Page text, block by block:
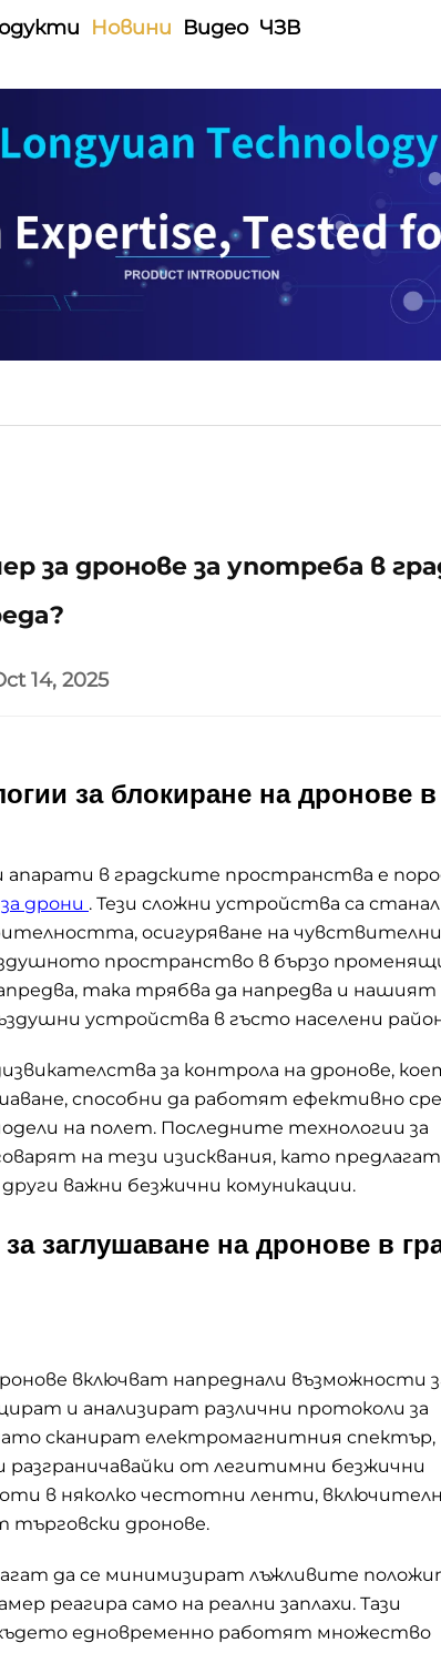
Новини Видео ЧЗВ
за дронове за употреба в
14, 2025
за блокиране на дронове в
в градските пространства е
дрони . Тези сложни устройства са
осигуряване на чувствителни
пространство в бързо
така трябва да напредва и нашият
устройства в гъсто населени
за контрола на дронове,
способни да работят ефективно
на полет. Последните технологии за
на тези изисквания, като предлагат
важни безжични комуникации.
заглушаване на дронове в
включват напреднали възможности
и анализират различни протоколи за
сканират електромагнитния спектър,
разграничавайки от легитимни безжични
в няколко честотни ленти,
търговски дронове.
да се минимизират лъжливите
реагира само на реални заплахи. Тази
където едновременно работят множество